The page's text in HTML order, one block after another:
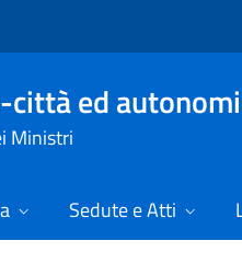
città ed
Ministri
Sedute e Atti